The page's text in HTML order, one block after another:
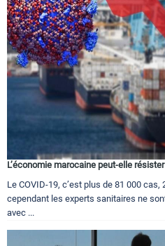
L’économie marocaine peut-elle
Le COVID-19, c’est plus de 81 000
cependant les experts sanitaires ne
avec ...